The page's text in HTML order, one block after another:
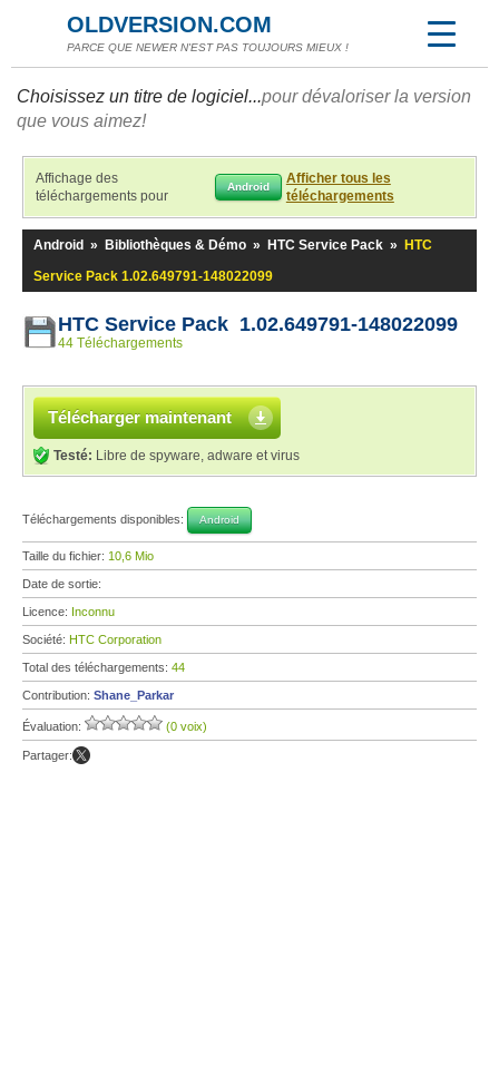
OLDVERSION.COM
PARCE QUE NEWER N'EST PAS TOUJOURS MIEUX !
Choisissez un titre de logiciel...pour dévaloriser la version
que vous aimez!
Affichage des
téléchargements pour
Android
Afficher tous les
téléchargements
Android » Bibliothèques & Démo » HTC Service Pack »
HTC
Service Pack 1.02.649791-148022099
HTC Service Pack 1.02.649791-148022099
44 Téléchargements
Télécharger maintenant
Testé: Libre de spyware, adware et virus
Téléchargements disponibles: Android
Taille du fichier: 10,6 Mio
Date de sortie:
Licence: Inconnu
Société: HTC Corporation
Total des téléchargements: 44
Contribution: Shane_Parkar
Évaluation: (0 voix)
Partager: